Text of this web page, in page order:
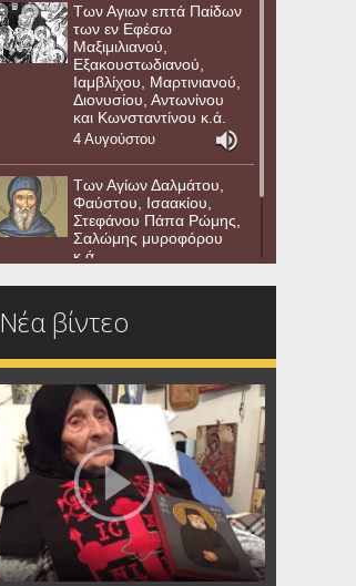
Των Αγιων επτά Παίδων
των εν Εφέσω
Μαξιμιλιανού,
Εξακουστωδιανού,
Ιαμβλίχου, Μαρτινιανού,
Διονυσίου, Αντωνίνου
και Κωνσταντίνου κ.ά.
4 Αυγούστου
Των Αγίων Δαλμάτου,
Φαύστου, Ισαακίου,
Στεφάνου Πάπα Ρώμης,
Σαλώμης μυροφόρου
κ.ά.
Νέα βίντεο